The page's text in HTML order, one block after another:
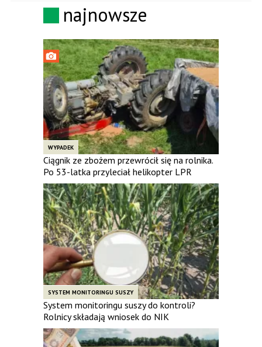
najnowsze
WYPADEK
Ciągnik ze zbożem przewrócił się na rolnika.
Po 53-latka przyleciał helikopter LPR
SYSTEM MONITORINGU SUSZY
System monitoringu suszy do kontroli?
Rolnicy składają wniosek do NIK